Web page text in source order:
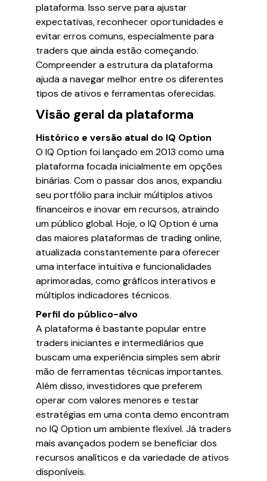
plataforma. Isso serve para ajustar
expectativas, reconhecer oportunidades e
evitar erros comuns, especialmente para
traders que ainda estão começando.
Compreender a estrutura da plataforma
ajuda a navegar melhor entre os diferentes
tipos de ativos e ferramentas oferecidas.
Visão geral da plataforma
Histórico e versão atual do IQ Option
O IQ Option foi lançado em 2013 como uma
plataforma focada inicialmente em opções
binárias. Com o passar dos anos, expandiu
seu portfólio para incluir múltiplos ativos
financeiros e inovar em recursos, atraindo
um público global. Hoje, o IQ Option é uma
das maiores plataformas de trading online,
atualizada constantemente para oferecer
uma interface intuitiva e funcionalidades
aprimoradas, como gráficos interativos e
múltiplos indicadores técnicos.
Perfil do público-alvo
A plataforma é bastante popular entre
traders iniciantes e intermediários que
buscam uma experiência simples sem abrir
mão de ferramentas técnicas importantes.
Além disso, investidores que preferem
operar com valores menores e testar
estratégias em uma conta demo encontram
no IQ Option um ambiente flexível. Já traders
mais avançados podem se beneficiar dos
recursos analíticos e da variedade de ativos
disponíveis.